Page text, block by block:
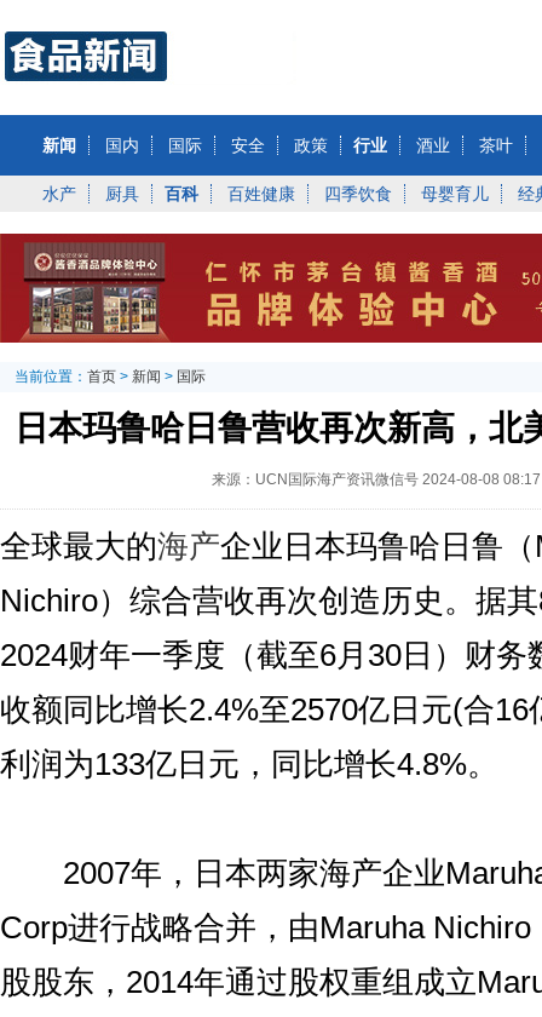
新闻 国内 国际 安全 政策 行业 酒业 茶叶
水产 厨具 百科 百姓健康 四季饮食 母婴育儿 经
当前位置： 首页 > 新闻 > 国际
日本玛鲁哈日鲁营收再次新高，北
来源：UCN国际海产资讯微信号 2024-08-08
全球最大的海产企业日本玛鲁哈日鲁
Nichiro）综合营收再次创造历史。据
2024财年一季度（截至6月30日）财务
收额同比增长2.4%至2570亿日元(合
利润为133亿日元，同比增长4.8%。
2007年，日本两家海产企业
Corp进行战略合并，由Maruha
股股东，2014年通过股权重组成立